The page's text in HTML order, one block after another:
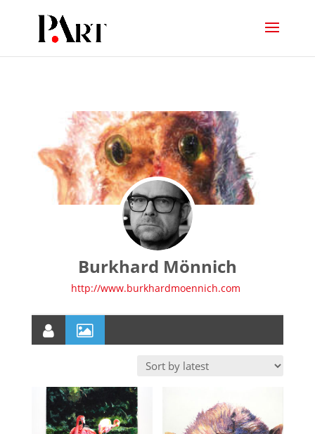
Burkhard Mönnich
http://www.burkhardmoennich.com